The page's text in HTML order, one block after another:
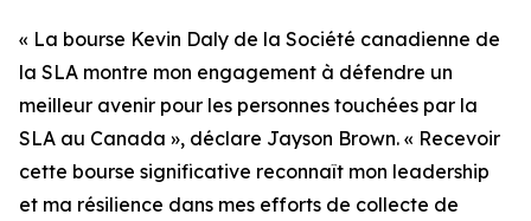
« La bourse Kevin Daly de la Société canadienne de
la SLA montre mon engagement à défendre un
meilleur avenir pour les personnes touchées par la
SLA au Canada », déclare Jayson Brown. « Recevoir
cette bourse significative reconnaît mon leadership
et ma résilience dans mes efforts de collecte de